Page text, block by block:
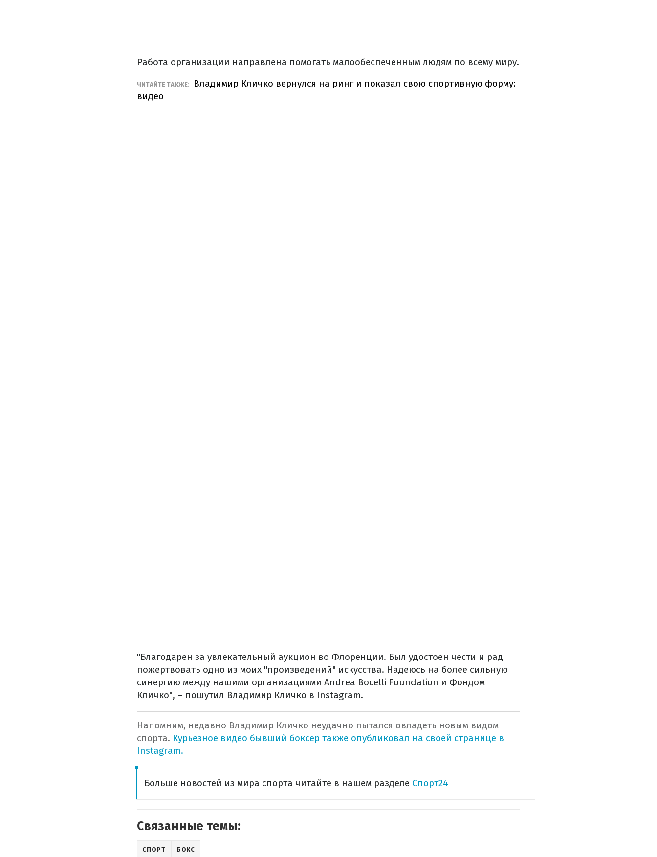
Работа организации направлена помогать малообеспеченным людям по всему миру.
ЧИТАЙТЕ ТАКЖЕ:
Владимир Кличко вернулся на ринг и показал свою спортивную форму:
видео
"Благодарен за увлекательный аукцион во Флоренции. Был удостоен чести и рад
пожертвовать одно из моих "произведений" искусства. Надеюсь на более сильную
синергию между нашими организациями Аndrea Вocelli Foundation и Фондом
Кличко", – пошутил Владимир Кличко в Instagram.
Напомним, недавно Владимир Кличко неудачно пытался овладеть новым видом
спорта. Курьезное видео бывший боксер также опубликовал на своей странице в
Instagram.
Больше новостей из мира спорта читайте в нашем разделе Спорт24
Связанные темы:
СПОРТ БОКС